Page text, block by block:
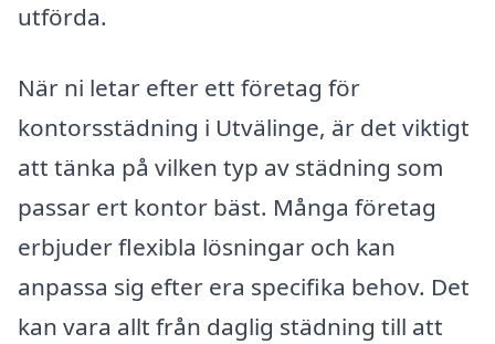
utförda.
När ni letar efter ett företag för
kontorsstädning i Utvälinge, är det viktigt
att tänka på vilken typ av städning som
passar ert kontor bäst. Många företag
erbjuder flexibla lösningar och kan
anpassa sig efter era specifika behov. Det
kan vara allt från daglig städning till att